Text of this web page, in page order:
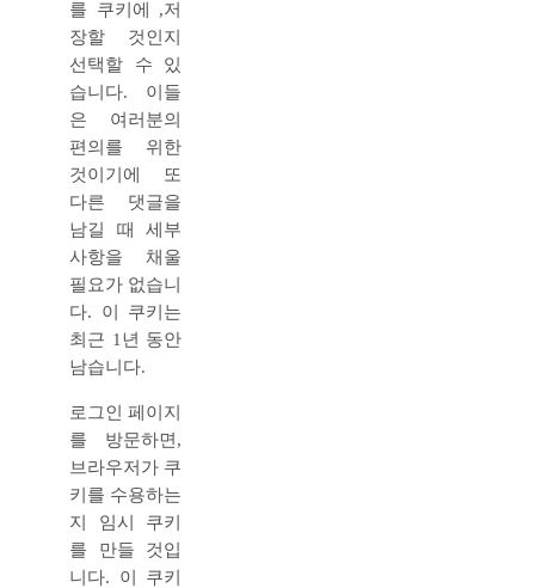
를 쿠키에 ,저
장할 것인지
선택할 수 있
습니다. 이들
은 여러분의
편의를 위한
것이기에 또
다른 댓글을
남길 때 세부
사항을 채울
필요가 없습니
다. 이 쿠키는
최근 1년 동안
남습니다.
로그인 페이지
를 방문하면,
브라우저가 쿠
키를 수용하는
지 임시 쿠키
를 만들 것입
니다. 이 쿠키